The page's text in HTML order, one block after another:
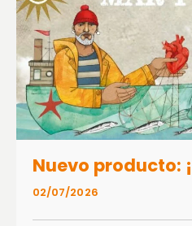
02/07/2026
Nuevo producto: